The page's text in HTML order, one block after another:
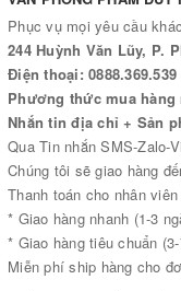
Bé tập viết
Đặc biệt, chúng tôi
Tập tô chữ mẫu giáo
Tập tô nét cơ bản
Tập tô chữ tập 1
Tập tô chữ tập 2
Bé chuẩn bị học đọc và
Phục vụ mọi yêu cầu
244 Huỳnh Văn Lũy, P.
Điện thoại: 0888.369.539
Phương thức mua hàng
Nhắn tin địa chỉ + Sản
Qua Tin nhắn SMS-Zalo-
Chúng tôi sẽ giao hàng
Thanh toán cho nhân
* Giao hàng nhanh (1-3
* Giao hàng tiêu chuẩn
Miễn phí ship hàng cho